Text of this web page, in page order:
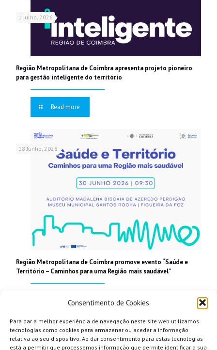
Consentimento de Cookies
Para dar a melhor experiência de navegação neste site web utilizamos
tecnologias como cookies para armazenar ou aceder a informação
relativa ao seu dispositivo. Ao dar consentimento para estas tecnologias
está a permitir que processemos informação que permite identificar a sua
1 Julho, 2026
Região Metropolitana de Coimbra apresenta projeto pioneiro
para gestão inteligente do território
Read more
18 Junho, 2026
Região Metropolitana de Coimbra promove evento “Saúde e
Território – Caminhos para uma Região mais saudável”
Read more